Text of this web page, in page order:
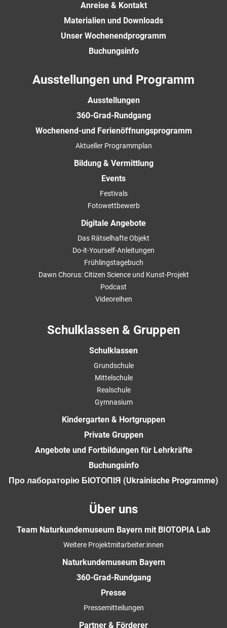
Anreise & Kontakt
Materialien und Downloads
Unser Wochenendprogramm
Buchungsinfo
Ausstellungen und Programm
Ausstellungen
360-Grad-Rundgang
Wochenend-und Ferienöffnungsprogramm
Aktueller Programmplan
Bildung & Vermittlung
Events
Festivals
Fotowettbewerb
Digitale Angebote
Das Rätselhafte Objekt
Do-it-Yourself-Anleitungen
Frühlingstagebuch
Dawn Chorus: Citizen Science und Kunst-Projekt
Podcast
Videoreihen
Schulklassen & Gruppen
Schulklassen
Grundschule
Mittelschule
Realschule
Gymnasium
Kindergarten & Hortgruppen
Private Gruppen
Angebote und Fortbildungen für Lehrkräfte
Buchungsinfo
Про лабораторію БІОТОПІЯ (Ukrainische Programme)
Über uns
Team Naturkundemuseum Bayern mit BIOTOPIA Lab
Weitere Projektmitarbeiter:innen
Naturkundemuseum Bayern
360-Grad-Rundgang
Presse
Pressemitteilungen
Partner & Förderer